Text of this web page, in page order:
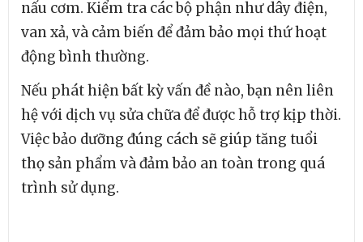
nấu cơm. Kiểm tra các bộ phận như dây điện,
van xả, và cảm biến để đảm bảo mọi thứ hoạt
động bình thường.
Nếu phát hiện bất kỳ vấn đề nào, bạn nên liên
hệ với dịch vụ sửa chữa để được hỗ trợ kịp thời.
Việc bảo dưỡng đúng cách sẽ giúp tăng tuổi
thọ sản phẩm và đảm bảo an toàn trong quá
trình sử dụng.